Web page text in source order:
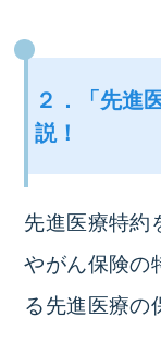
２．「先進
説！
先進医療特約
やがん保険の
る先進医療の